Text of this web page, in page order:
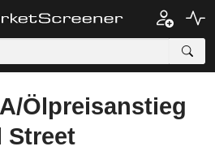
Ölpreisanstieg
Street